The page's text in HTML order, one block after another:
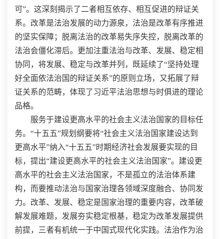
可”。这深刻揭示了二者相互依存、相互促进的辩证关
系。改革是法治发展的动力源泉，法治是改革有序推进
的坚实保障；脱离法治的改革易失序失控，脱离改革的
法治会僵化滞后。更加注重法治与改革、发展、稳定相
协同，将发展、稳定与改革并列，既延续了“坚持处理
好全面依法治国的辩证关系”的原则立场，又拓展了辩
证关系的范畴，体现了习近平法治思想与时俱进的理论
品格。
服务于建设更高水平的社会主义法治国家的目标任
务。“十五五”规划纲要将“社会主义法治国家建设达到
更高水平”纳入“十五五”时期经济社会发展要实现的目
标，提出“建设更高水平的社会主义法治国家”。建设更
高水平的社会主义法治国家，不是孤立的法治体系建
构，而要推动法治与国家治理各领域深度融合、协同发
力。改革、发展、稳定是国家治理的重要内容，改革破
解发展难题，发展夯实稳定根基，稳定为改革发展提供
前提，三者有机统一于中国式现代化实践。法治作为治